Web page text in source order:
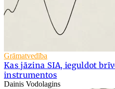
Grāmatvedība
Kas jāzina SIA, ieguldot
instrumentos
Dainis Vodolagins